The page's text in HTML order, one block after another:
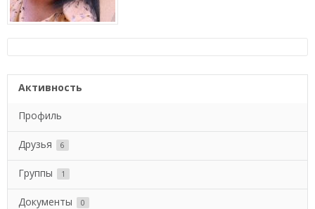
Активность
Профиль
Друзья 6
Группы 1
Документы 0